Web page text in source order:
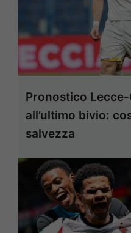
Pronostico
all’ultimo bivio:
salvezza